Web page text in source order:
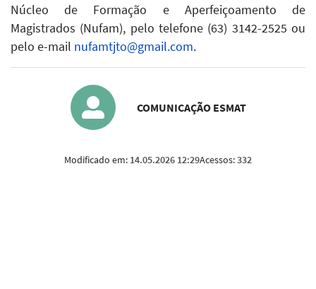
Núcleo de Formação e Aperfeiçoamento de
Magistrados (Nufam), pelo telefone (63) 3142-2525 ou
pelo e-mail nufamtjto@gmail.com.
COMUNICAÇÃO ESMAT
Modificado em: 14.05.2026 12:29Acessos:332